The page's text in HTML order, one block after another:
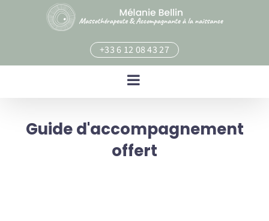
+33 6 12 08 43 27
Guide d'accompagnement
offert